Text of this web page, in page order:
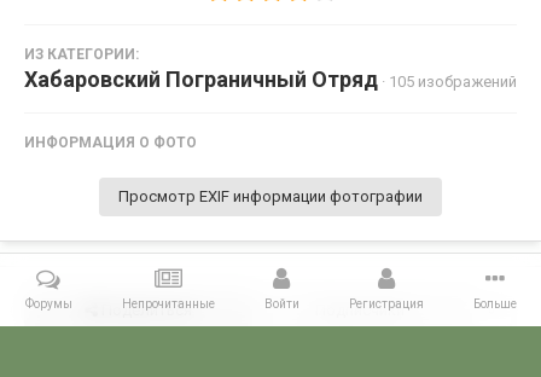
ИЗ КАТЕГОРИИ:
Хабаровский Пограничный Отряд · 105 изображений
ИНФОРМАЦИЯ О ФОТО
Просмотр EXIF информации фотографии
Поделиться Подписчики 0
Форумы Непрочитанные Войти Регистрация Больше